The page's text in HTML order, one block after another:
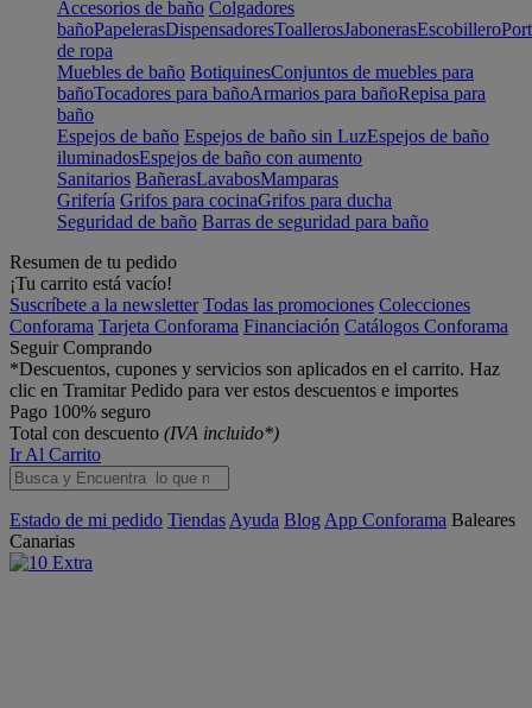
Accesorios de baño Colgadores
bañoPapelerasDispensadoresToallerosJabonerasEscobillero
de ropa
Muebles de baño BotiquinesConjuntos de muebles para
bañoTocadores para bañoArmarios para bañoRepisa para
baño
Espejos de baño Espejos de baño sin LuzEspejos de baño
iluminadosEspejos de baño con aumento
Sanitarios BañerasLavabosMamparas
Grifería Grifos para cocinaGrifos para ducha
Seguridad de baño Barras de seguridad para baño
Resumen de tu pedido
¡Tu carrito está vacío!
Suscríbete a la newsletter Todas las promociones Colecciones
Conforama Tarjeta Conforama Financiación Catálogos Conforama
Seguir Comprando
*Descuentos, cupones y servicios son aplicados en el carrito. Haz
clic en Tramitar Pedido para ver estos descuentos e importes
Pago 100% seguro
Total con descuento (IVA incluido*)
Ir Al Carrito
Estado de mi pedido Tiendas Ayuda Blog App Conforama Baleares
Canarias